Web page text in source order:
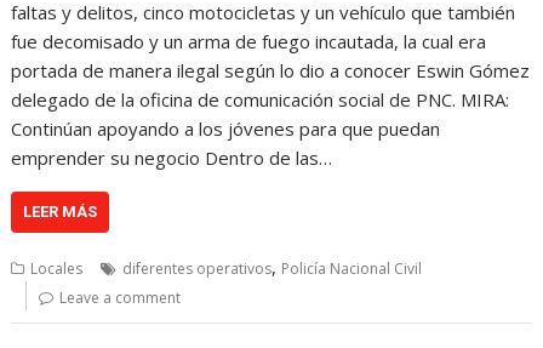
faltas y delitos, cinco motocicletas y un vehículo que también
fue decomisado y un arma de fuego incautada, la cual era
portada de manera ilegal según lo dio a conocer Eswin Gómez
delegado de la oficina de comunicación social de PNC. MIRA:
Continúan apoyando a los jóvenes para que puedan
emprender su negocio Dentro de las…
LEER MÁS
Locales diferentes operativos, Policía Nacional Civil
Leave a comment